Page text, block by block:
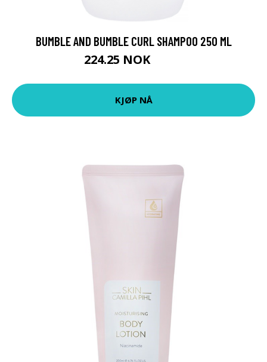
BUMBLE AND BUMBLE CURL SHAMPOO 250 ML
224.25 NOK
KJØP NÅ